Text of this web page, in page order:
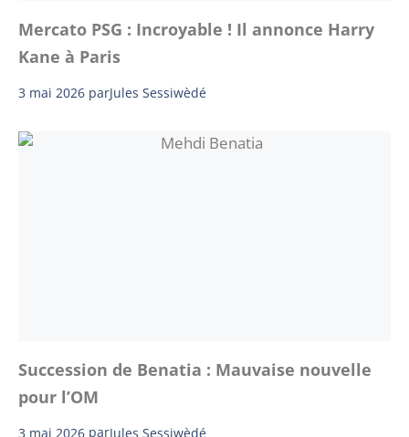
Mercato PSG : Incroyable ! Il annonce Harry
Kane à Paris
3 mai 2026 parJules Sessiwèdé
Succession de Benatia : Mauvaise nouvelle
pour l’OM
3 mai 2026 parJules Sessiwèdé